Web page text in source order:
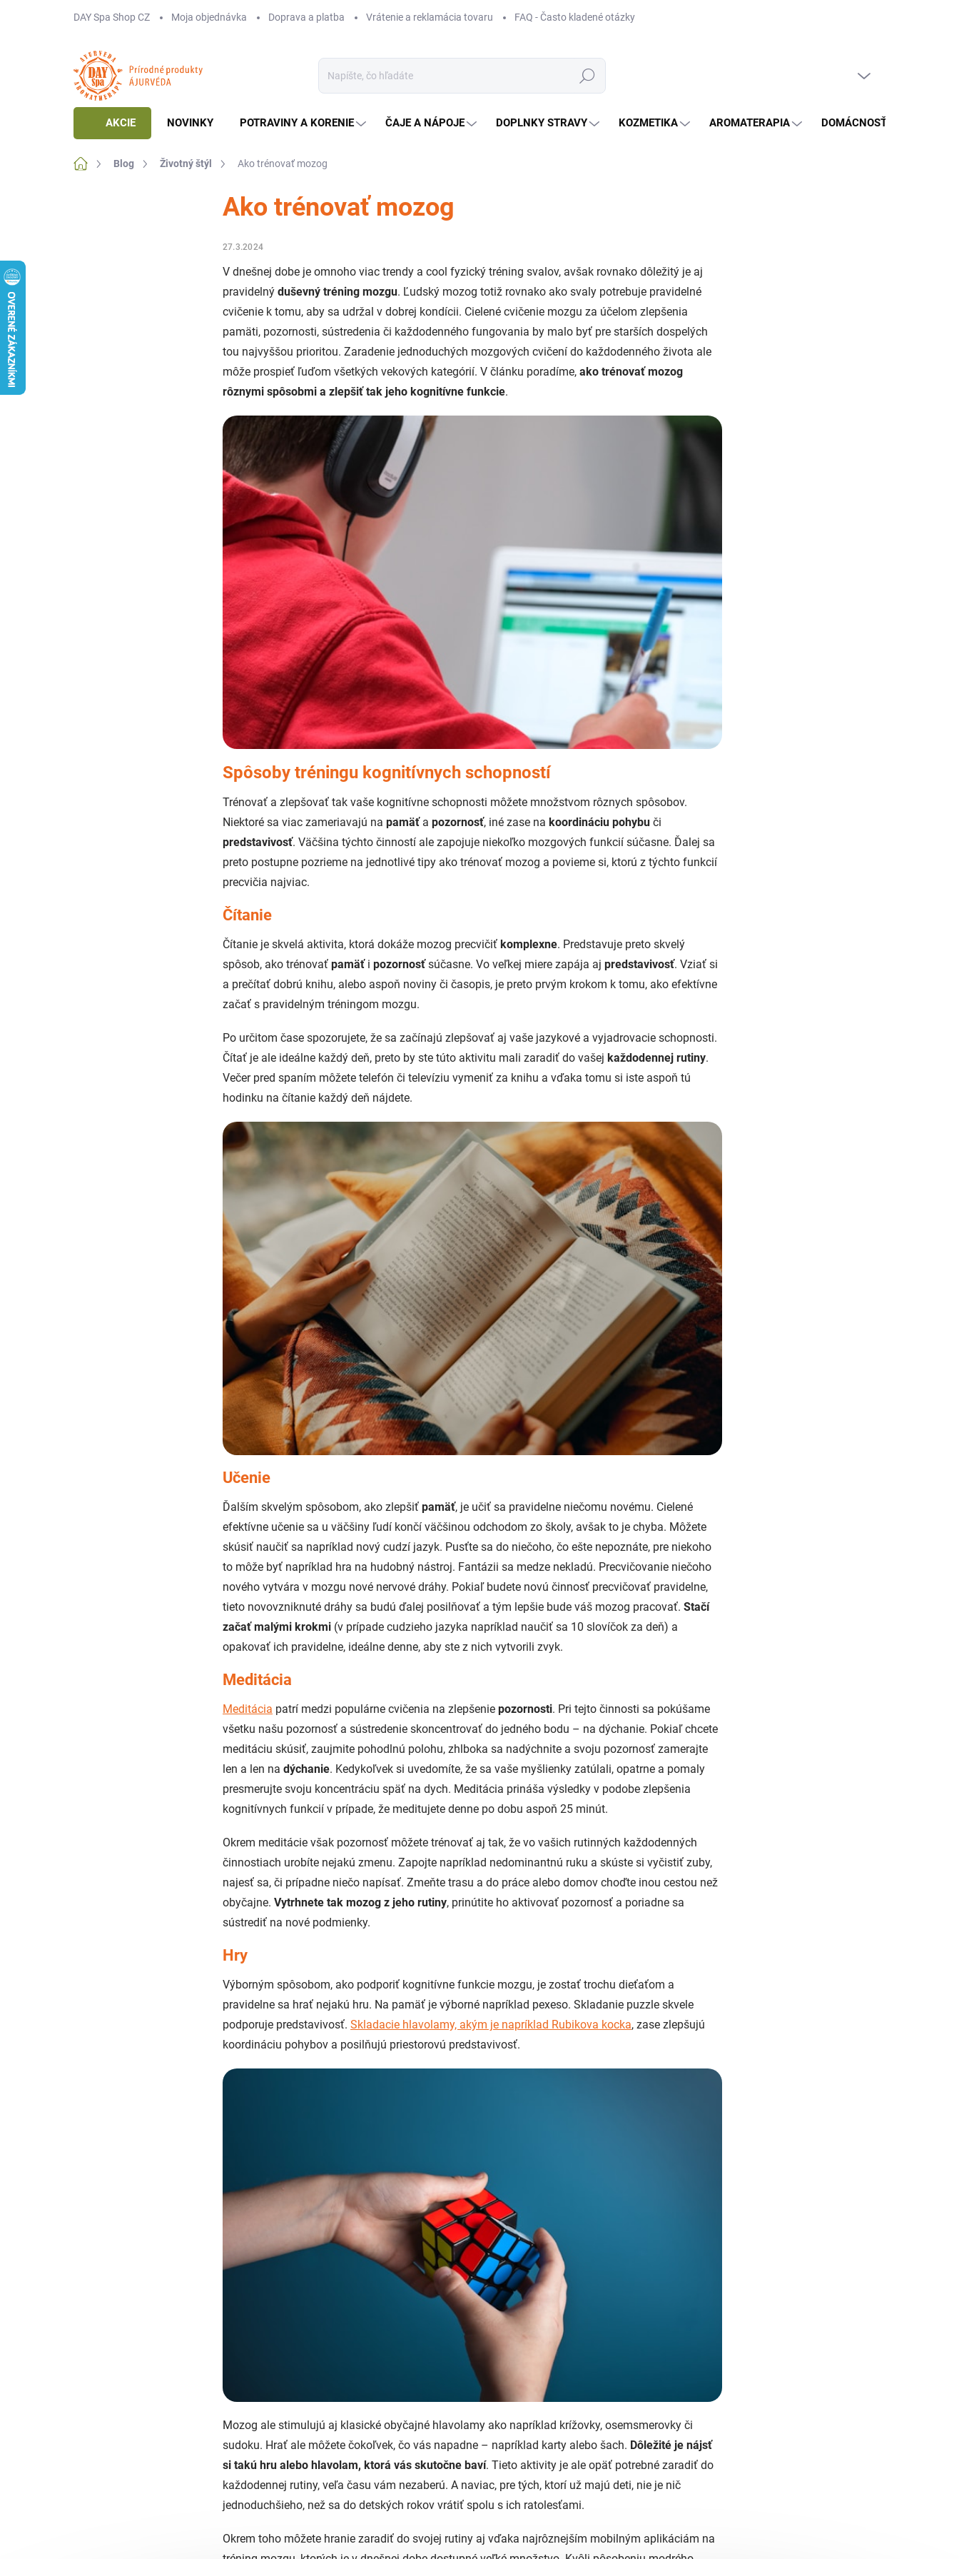
DAY Spa Shop CZ Moja objednávka Doprava a platba Vrátenie a reklamácia tovaru FAQ - Často kladené otázky
Hľadať
AKCIE NOVINKY POTRAVINY A KORENIE ČAJE A NÁPOJE DOPLNKY STRAVY KOZMETIKA AROMATERAPIA DOMÁCNOSŤ
DomovBlog Životný štýl Ako trénovať mozog
Ako trénovať mozog
27.3.2024
V dnešnej dobe je omnoho viac trendy a cool fyzický tréning svalov, avšak rovnako dôležitý je aj
pravidelný duševný tréning mozgu. Ľudský mozog totiž rovnako ako svaly potrebuje pravidelné
cvičenie k tomu, aby sa udržal v dobrej kondícii. Cielené cvičenie mozgu za účelom zlepšenia
pamäti, pozornosti, sústredenia či každodenného fungovania by malo byť pre starších dospelých
tou najvyššou prioritou. Zaradenie jednoduchých mozgových cvičení do každodenného života ale
môže prospieť ľuďom všetkých vekových kategórií. V článku poradíme, ako trénovať mozog
rôznymi spôsobmi a zlepšiť tak jeho kognitívne funkcie.
Spôsoby tréningu kognitívnych schopností
Trénovať a zlepšovať tak vaše kognitívne schopnosti môžete množstvom rôznych spôsobov.
Niektoré sa viac zameriavajú na pamäťa pozornosť, iné zase na koordináciu pohybu či
predstavivosť. Väčšina týchto činností ale zapojuje niekoľko mozgových funkcií súčasne. Ďalej sa
preto postupne pozrieme na jednotlivé tipy ako trénovať mozog a povieme si, ktorú z týchto funkcií
precvičia najviac.
Čítanie
Čítanie je skvelá aktivita, ktorá dokáže mozog precvičiť komplexne. Predstavuje preto skvelý
spôsob, ako trénovať pamäťi pozornosťsúčasne. Vo veľkej miere zapája aj predstavivosť. Vziať si
a prečítať dobrú knihu, alebo aspoň noviny či časopis, je preto prvým krokom k tomu, ako efektívne
začať s pravidelným tréningom mozgu.
Po určitom čase spozorujete, že sa začínajú zlepšovať aj vaše jazykové a vyjadrovacie schopnosti.
Čítať je ale ideálne každý deň, preto by ste túto aktivitu mali zaradiť do vašej každodennej rutiny.
Večer pred spaním môžete telefón či televíziu vymeniť za knihu a vďaka tomu si iste aspoň tú
hodinku na čítanie každý deň nájdete.
Učenie
Ďalším skvelým spôsobom, ako zlepšiť pamäť, je učiť sa pravidelne niečomu novému. Cielené
efektívne učenie sa u väčšiny ľudí končí väčšinou odchodom zo školy, avšak to je chyba. Môžete
skúsiť naučiť sa napríklad nový cudzí jazyk. Pusťte sa do niečoho, čo ešte nepoznáte, pre niekoho
to môže byť napríklad hra na hudobný nástroj. Fantázii sa medze nekladú. Precvičovanie niečoho
nového vytvára v mozgu nové nervové dráhy. Pokiaľ budete novú činnosť precvičovať pravidelne,
tieto novovzniknuté dráhy sa budú ďalej posilňovať a tým lepšie bude váš mozog pracovať. Stačí
začať malými krokmi (v prípade cudzieho jazyka napríklad naučiť sa 10 slovíčok za deň) a
opakovať ich pravidelne, ideálne denne, aby ste z nich vytvorili zvyk.
Meditácia
Meditácia patrí medzi populárne cvičenia na zlepšenie pozornosti. Pri tejto činnosti sa pokúšame
všetku našu pozornosť a sústredenie skoncentrovať do jedného bodu – na dýchanie. Pokiaľ chcete
meditáciu skúsiť, zaujmite pohodlnú polohu, zhlboka sa nadýchnite a svoju pozornosť zamerajte
len a len na dýchanie. Kedykoľvek si uvedomíte, že sa vaše myšlienky zatúlali, opatrne a pomaly
presmerujte svoju koncentráciu späť na dych. Meditácia prináša výsledky v podobe zlepšenia
kognitívnych funkcií v prípade, že meditujete denne po dobu aspoň 25 minút.
Okrem meditácie však pozornosť môžete trénovať aj tak, že vo vašich rutinných každodenných
činnostiach urobíte nejakú zmenu. Zapojte napríklad nedominantnú ruku a skúste si vyčistiť zuby,
najesť sa, či prípadne niečo napísať. Zmeňte trasu a do práce alebo domov choďte inou cestou než
obyčajne. Vytrhnete tak mozog z jeho rutiny, prinútite ho aktivovať pozornosť a poriadne sa
sústrediť na nové podmienky.
Hry
Výborným spôsobom, ako podporiť kognitívne funkcie mozgu, je zostať trochu dieťaťom a
pravidelne sa hrať nejakú hru. Na pamäť je výborné napríklad pexeso. Skladanie puzzle skvele
podporuje predstavivosť. Skladacie hlavolamy, akým je napríklad Rubikova kocka, zase zlepšujú
koordináciu pohybov a posilňujú priestorovú predstavivosť.
Mozog ale stimulujú aj klasické obyčajné hlavolamy ako napríklad krížovky, osemsmerovky či
sudoku. Hrať ale môžete čokoľvek, čo vás napadne – napríklad karty alebo šach. Dôležité je nájsť
si takú hru alebo hlavolam, ktorá vás skutočne baví. Tieto aktivity je ale opäť potrebné zaradiť do
každodennej rutiny, veľa času vám nezaberú. A naviac, pre tých, ktorí už majú deti, nie je nič
jednoduchšieho, než sa do detských rokov vrátiť spolu s ich ratolesťami.
Okrem toho môžete hranie zaradiť do svojej rutiny aj vďaka najrôznejším mobilným aplikáciám na